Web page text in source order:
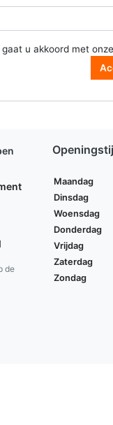
u akkoord met onze
de
Maandag
Dinsdag
Woensdag
Donderdag
Vrijdag
Zaterdag
Zondag